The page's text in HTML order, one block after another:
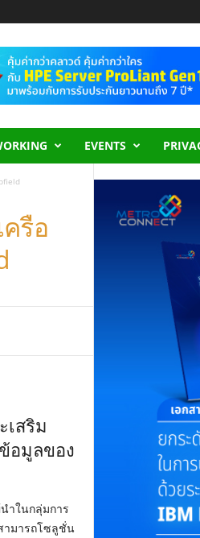
EVENTS
รือ
สริม
อมูลของ
ำในกลุ่มการ
ามารถโซลูชั่น